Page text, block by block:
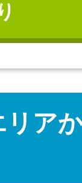
り
リア